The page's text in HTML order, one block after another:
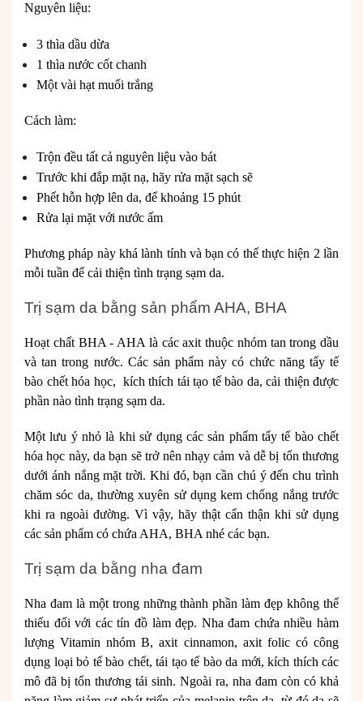
Nguyên liệu:
3 thìa dầu dừa
1 thìa nước cốt chanh
Một vài hạt muối trắng
Cách làm:
Trộn đều tất cả nguyên liệu vào bát
Trước khi đắp mặt nạ, hãy rửa mặt sạch sẽ
Phết hỗn hợp lên da, để khoảng 15 phút
Rửa lại mặt với nước ấm
Phương pháp này khá lành tính và bạn có thể thực hiện 2 lần
mỗi tuần để cải thiện tình trạng sạm da.
Trị sạm da bằng sản phẩm AHA, BHA
Hoạt chất BHA - AHA là các axit thuộc nhóm tan trong dầu
và tan trong nước. Các sản phẩm này có chức năng tẩy tế
bào chết hóa học, kích thích tái tạo tế bào da, cải thiện được
phần nào tình trạng sạm da.
Một lưu ý nhỏ là khi sử dụng các sản phẩm tẩy tế bào chết
hóa học này, da bạn sẽ trở nên nhạy cảm và dễ bị tổn thương
dưới ánh nắng mặt trời. Khi đó, bạn cần chú ý đến chu trình
chăm sóc da, thường xuyên sử dụng kem chống nắng trước
khi ra ngoài đường. Vì vậy, hãy thật cẩn thận khi sử dụng
các sản phẩm có chứa AHA, BHA nhé các bạn.
Trị sạm da bằng nha đam
Nha đam là một trong những thành phần làm đẹp không thể
thiếu đối với các tín đồ làm đẹp. Nha đam chứa nhiều hàm
lượng Vitamin nhóm B,axit cinnamon, axit folic có công
dụng loại bỏ tế bào chết, tái tạo tế bào da mới, kích thích các
mô đã bị tổn thương tái sinh. Ngoài ra, nha đam còn có khả